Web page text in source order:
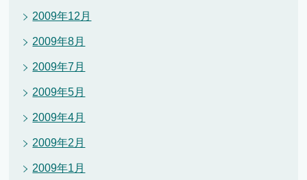
2009年12月
2009年8月
2009年7月
2009年5月
2009年4月
2009年2月
2009年1月